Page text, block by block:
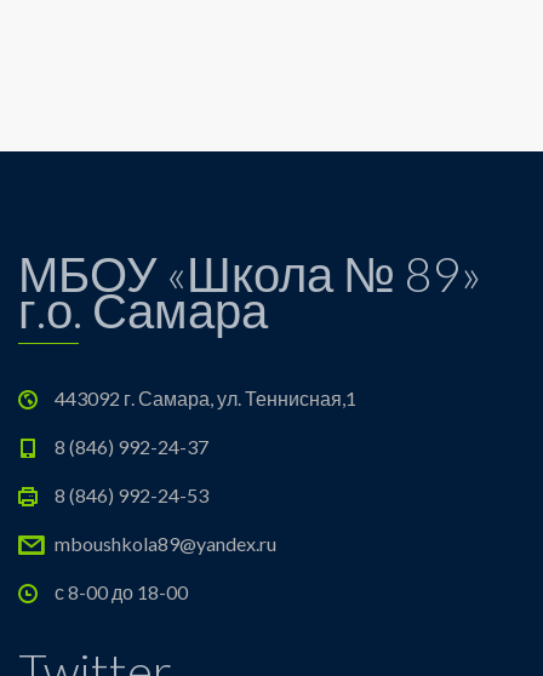
МБОУ «Школа № 89»
г.о. Самара
443092 г. Самара, ул. Теннисная,1
8 (846) 992-24-37
8 (846) 992-24-53
mboushkola89@yandex.ru
с 8-00 до 18-00